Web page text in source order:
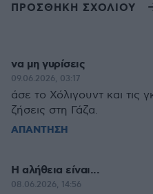
ΠΡΟΣΘΗΚΗ ΣΧΟΛΙΟΥ
να μη γυρίσεις
09.06.2026, 03:17
άσε το Χόλιγουντ και τις
ζήσεις στη Γάζα.
ΑΠΑΝΤΗΣΗ
Η αλήθεια είναι...
08.06.2026, 14:56